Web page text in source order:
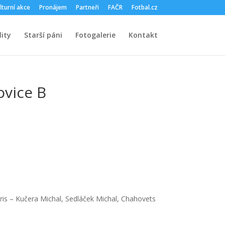
akce Pronájem Partneři FAČR Fotbal.cz
Starší páni Fotogalerie Kontakt
B
– Kučera Michal, Sedláček Michal, Chahovets